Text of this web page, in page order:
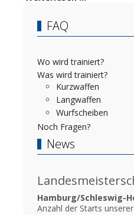
FAQ
Wo wird trainiert?
Was wird trainiert?
Kurzwaffen
Langwaffen
Wurfscheiben
Noch Fragen?
News
Hamburg/Schleswig-
Anzahl der Starts unserer